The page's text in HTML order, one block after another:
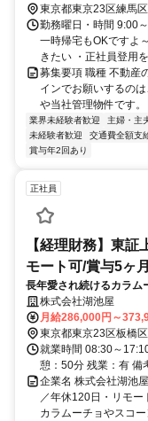
東京都東京23区練馬区
勤務曜日・時間 9:00
一時帰宅もOKですよ
きたい ・正社員登用
募集要項 職種 不動産
インでお願いするの
や当社管理物件です
業界未経験者歓迎 主婦・主
未経験者歓迎
交通費全額支
賞与年2回あり
正社員
【経理財務】東
モート可/賞与5ヶ
長年愛され続けるカラム
の人気スナック製品の製
せします。将来的には管
株式会社湖池屋
月給286,000円～
東京都東京23区板橋区
就業時間 08:30～
憩：50分 残業：有 備
企業名 株式会社湖池
／年休120日・リモー
カラムーチョやスコ